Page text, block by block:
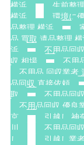
横浜
生前整
横浜
環境に
品整理 横浜
品 買取 遺品整理
浜
不用品回
収 相場
不用
不用品 回収業者
品回収 直接依頼
取
不用品回
不用品回収 優良
京
引越し 神
川
不用品回
し
引越し業